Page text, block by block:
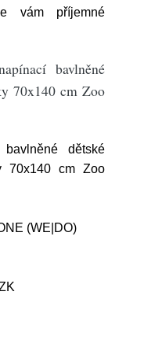
vám příjemné
bavlněné
70x140 cm Zoo
dětské
70x140 cm Zoo
(WE|DO)